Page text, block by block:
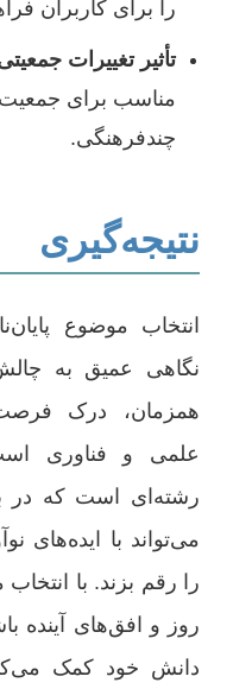
را برای کاربران
تأثیر تغییرات
مناسب برای جمعیت
چندفرهنگی.
نتیجه‌گیری
انتخاب موضوع
نگاهی عمیق به
همزمان، درک
علمی و فناوری
رشته‌ای است که در
می‌تواند با ایده‌های
را رقم بزند. با
روز و افق‌های آینده
دانش خود کمک